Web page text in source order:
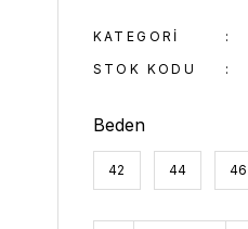
KATEGORI
STOK KODU
Beden
42 44 46